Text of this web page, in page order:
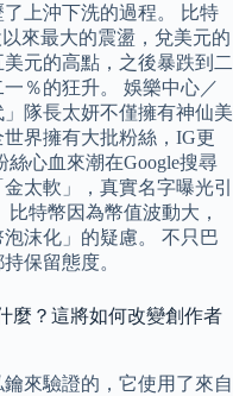
上沖下洗的過程。 比特
來最大的震盪，兌美元的
元的高點，之後暴跌到二
％的狂升。 娛樂中心／
隊長太妍不僅擁有神仙美
界擁有大批粉絲，IG更
絲心血來潮在Google搜尋
金太軟」，真實名字曝光引
特幣因為幣值波動大，
沫化」的疑慮。 不只巴
保留態度。
麼？這將如何改變創作者
來驗證的，它使用了來自